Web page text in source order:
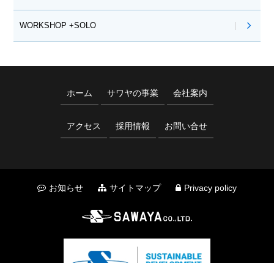
WORKSHOP +SOLO
ホーム サワヤの事業 会社案内
アクセス 採用情報 お問い合せ
お知らせ サイトマップ Privacy policy